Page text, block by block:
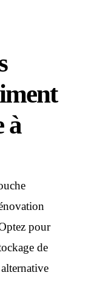
à
pour
de